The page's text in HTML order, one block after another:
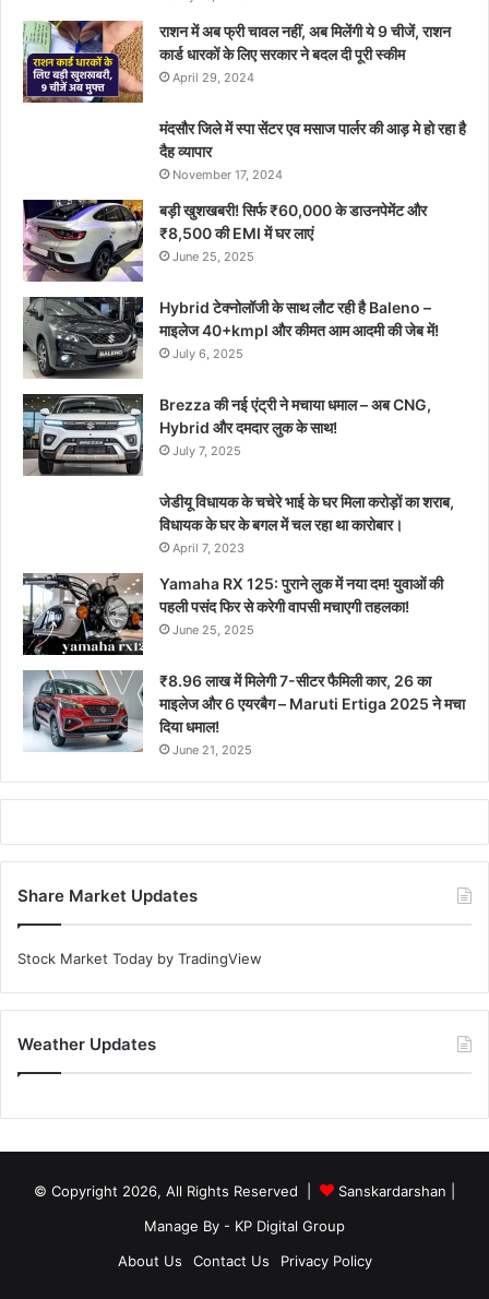
राशन में अब फ्री चावल नहीं, अब मिलेंगी ये 9 चीजें, राशन
कार्ड धारकों के लिए सरकार ने बदल दी पूरी स्कीम
April 29, 2024
मंदसौर जिले में स्पा सेंटर एव मसाज पार्लर की आड़ मे हो रहा है
दैह व्यापार
November 17, 2024
बड़ी खुशखबरी! सिर्फ ₹60,000 के डाउनपेमेंट और
₹8,500 की EMI में घर लाएं
June 25, 2025
Hybrid टेक्नोलॉजी के साथ लौट रही है Baleno –
माइलेज 40+kmpl और कीमत आम आदमी की जेब में!
July 6, 2025
Brezza की नई एंट्री ने मचाया धमाल – अब CNG,
Hybrid और दमदार लुक के साथ!
July 7, 2025
जेडीयू विधायक के चचेरे भाई के घर मिला करोड़ों का शराब,
विधायक के घर के बगल में चल रहा था कारोबार।
April 7, 2023
Yamaha RX 125: पुराने लुक में नया दम! युवाओं की
पहली पसंद फिर से करेगी वापसी मचाएगी तहलका!
June 25, 2025
₹8.96 लाख में मिलेगी 7-सीटर फैमिली कार, 26 का
माइलेज और 6 एयरबैग – Maruti Ertiga 2025 ने मचा
दिया धमाल!
June 21, 2025
Share Market Updates
Stock Market Today by TradingView
Weather Updates
© Copyright 2026, All Rights Reserved | Sanskardarshan
Manage By - KP Digital Group
About Us
Contact Us Privacy Policy